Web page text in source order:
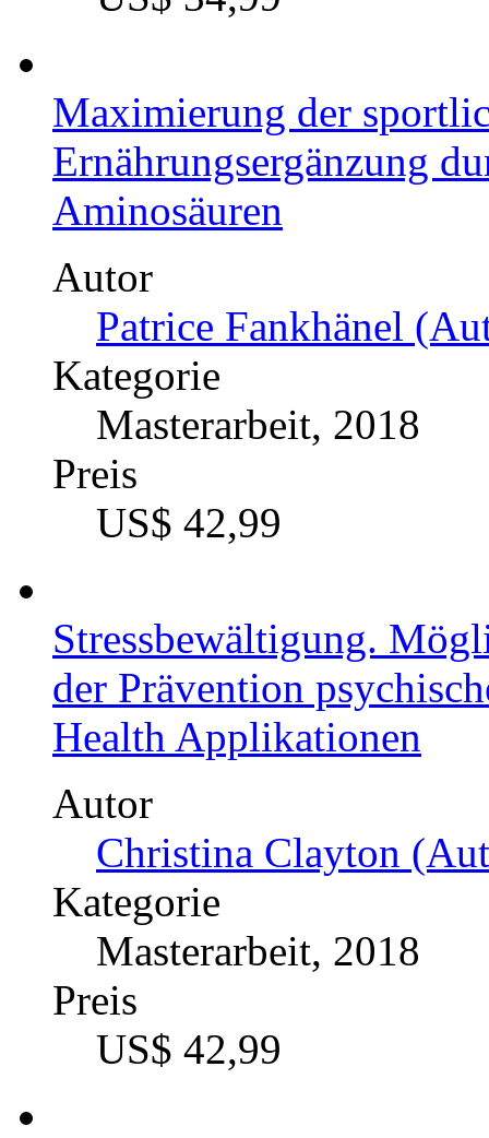
Autor
Kategorie
Bachelorarbeit, 2019
Preis
US$ 21,99
Bausteine eines
Gelenkerkrankungen bei
Physiotherapeuten-
Autor
Rubi Mauer (Autor:in)
Kategorie
Bachelorarbeit, 2017
Preis
US$ 42,99